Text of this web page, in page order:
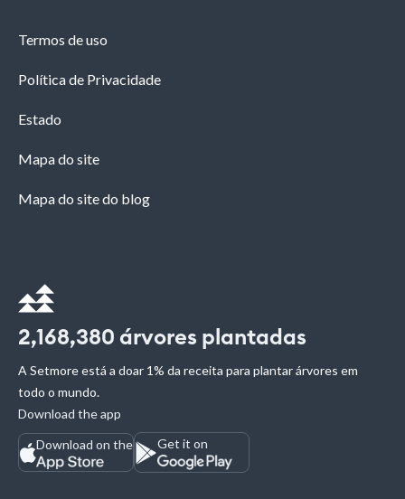
Termos de uso
Política de Privacidade
Estado
Mapa do site
Mapa do site do blog
2,168,380 árvores plantadas
A Setmore está a doar 1% da receita para plantar árvores em
todo o mundo.
Download the app
Download on the
Get it on